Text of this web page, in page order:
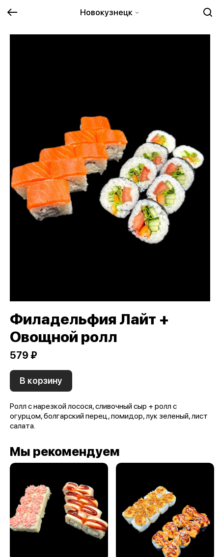
Новокузнецк
Филадельфия Лайт +
Овощной ролл
579 ₽
В корзину
Ролл с нарезкой лосося, сливочный сыр + ролл с
огурцом, болгарский перец, помидор, лук зеленый, лист
салата.
Мы рекомендуем